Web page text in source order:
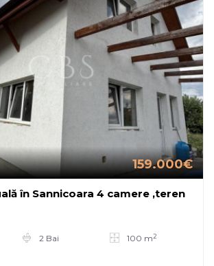
159.000€
în Sannicoara 4 camere ,teren
2 Bai 100 m2